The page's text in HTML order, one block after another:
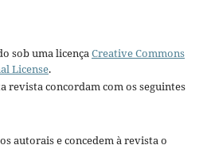
sob uma licençaCreative Commons
License.
revista concordam com os seguintes
autorais e concedem à revista o